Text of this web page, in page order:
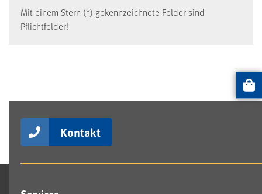
Mit einem Stern (*) gekennzeichnete Felder sind
Pflichtfelder!
Kontakt
Artikel